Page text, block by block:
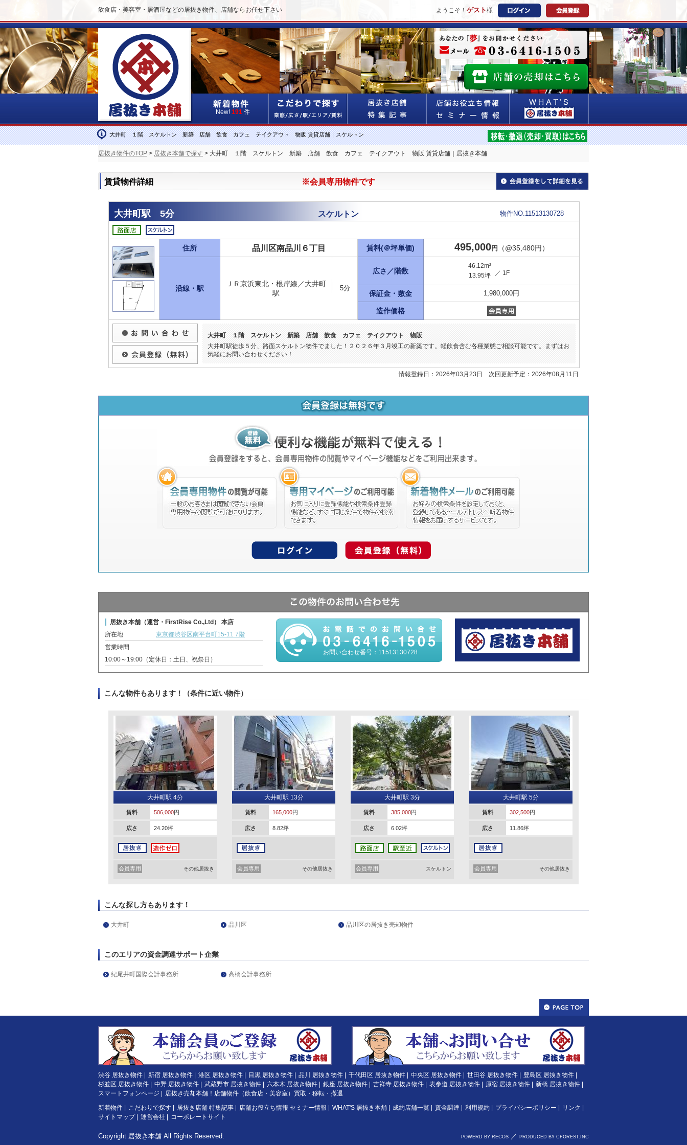
飲食店・美容室・居酒屋などの居抜き物件、店舗ならお任せ下さい ようこそ！ ゲスト様
New! 191 件
大井町 １階 スケルトン 新築 店舗 飲食 カフェ テイクアウト 物販 賃貸店舗｜スケルトン
居抜き物件のTOP > 居抜き本舗で探す > 大井町 １階 スケルトン 新築 店舗 飲食 カフェ テイクアウト 物販 賃貸店舗｜居抜き本舗
賃貸物件詳細 ※会員専用物件です
大井町駅 5分 スケルトン 物件NO.11513130728
住所 品川区南品川６丁目 賃料(＠坪単価) 495,000円 （@35,480円）
沿線・駅
ＪＲ京浜東北・根岸線／大井町
駅
5分
広さ／階数
46.12m²
13.95坪
／ 1F
保証金・敷金 1,980,000円
造作価格
大井町 １階 スケルトン 新築 店舗 飲食 カフェ テイクアウト 物販
大井町駅徒歩５分、路面スケルトン物件でました！２０２６年３月竣工の新築です。軽飲食含む各種業態ご相談可能です。まずはお
気軽にお問い合わせください！
情報登録日：2026年03月23日 次回更新予定：2026年08月11日
居抜き本舗（運営・FirstRise Co.,Ltd） 本店
所在地
東京都渋谷区南平台町15-11 7階
営業時間
10:00～19:00（定休日：土日、祝祭日）
お問い合わせ番号：11513130728
こんな物件もあります！（条件に近い物件）
大井町駅 4分
賃料 506,000円
広さ 24.20坪
会員専用 その他居抜き
大井町駅 13分
賃料 165,000円
広さ 8.82坪
会員専用 その他居抜き
大井町駅 3分
賃料 385,000円
広さ 6.02坪
会員専用 スケルトン
大井町駅 5分
賃料 302,500円
広さ 11.86坪
会員専用 その他居抜き
こんな探し方もあります！
大井町 品川区 品川区の居抜き売却物件
このエリアの資金調達サポート企業
紀尾井町国際会計事務所 高橋会計事務所
渋谷 居抜き物件 新宿 居抜き物件 港区 居抜き物件 目黒 居抜き物件 品川 居抜き物件 千代田区 居抜き物件 中央区 居抜き物件 世田谷 居抜き物件 豊島区 居抜き物件
杉並区 居抜き物件
中野 居抜き物件 武蔵野市 居抜き物件 六本木 居抜き物件 銀座 居抜き物件 吉祥寺 居抜き物件 表参道 居抜き物件 原宿 居抜き物件 新橋 居抜き物件
スマートフォンページ
居抜き売却本舗！店舗物件（飲食店・美容室）買取・移転・撤退
新着物件
こだわりで探す 居抜き店舗 特集記事 店舗お役立ち情報 セミナー情報 WHAT'S 居抜き本舗 成約店舗一覧 資金調達 利用規約 プライバシーポリシー リンク
サイトマップ| 運営会社 コーポレートサイト
Copyright 居抜き本舗 All Rights Reserved. POWERD BY RECOS ／ PRODUCED BY CFOREST.INC